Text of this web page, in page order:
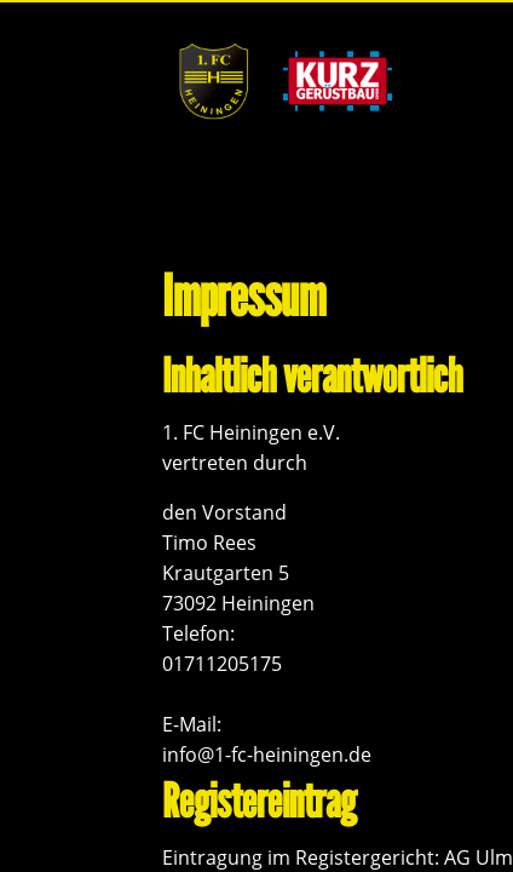
Impressum
Inhaltlich verantwortlich
1. FC Heiningen e.V.
vertreten durch
denVorstand
Timo Rees
Krautgarten 5
73092 Heiningen
Telefon:
01711205175
E-Mail:
info@1-fc-heiningen.de
Registereintrag
Eintragung im Registergericht: AG Ulm